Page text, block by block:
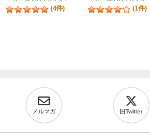
(4件) (1件)
メルマガ 旧Twitter